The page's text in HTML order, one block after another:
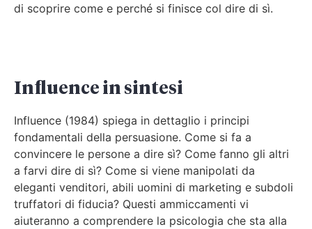
di scoprire come e perché si finisce col dire di sì.
Influence in sintesi
Influence (1984) spiega in dettaglio i principi
fondamentali della persuasione. Come si fa a
convincere le persone a dire sì? Come fanno gli altri
a farvi dire di sì? Come si viene manipolati da
eleganti venditori, abili uomini di marketing e subdoli
truffatori di fiducia? Questi ammiccamenti vi
aiuteranno a comprendere la psicologia che sta alla